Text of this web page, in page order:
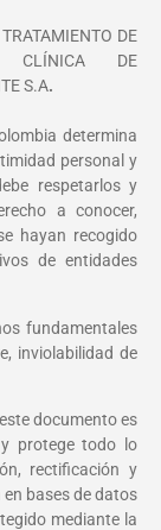
DE
CLÍNICA DE
S.A.
determina
personal y
respetarlos y
a conocer,
hayan recogido
de entidades
fundamentales
inviolabilidad de
documento es
protege todo lo
rectificación y
bases de datos
mediante la